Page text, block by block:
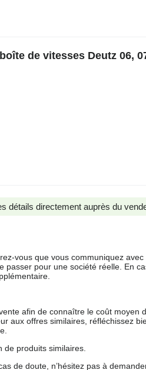
de vitesses Deutz 06,
détails directement auprès du
vous que vous communiquez
pour une société réelle. En
afin de connaître le coût moyen
aux offres similaires, réfléchissez
produits similaires.
de doute, n’hésitez pas à